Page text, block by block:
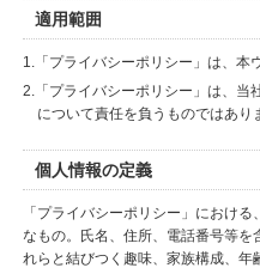
適用範囲
1.「プライバシーポリシー」は、本
2.「プライバシーポリシー」は、当
について責任を負うものではあり
個人情報の定義
「プライバシーポリシー」におけ
なもの。氏名、住所、電話番号等
れらと結びつく趣味、家族構成、年